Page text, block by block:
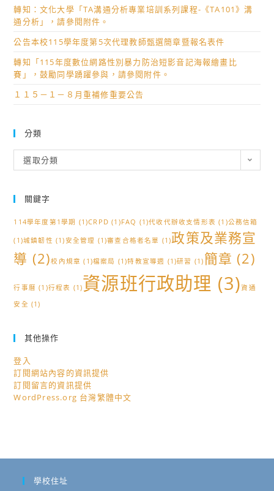
轉知：文化大學「TA溝通分析專業培訓系列課程-《TA101》溝
通分析」，請參閱附件。
公告本校115學年度第5次代理教師甄選簡章暨報名表件
轉知「115年度數位網路性別暴力防治短影音記海報繪畫比
賽」，鼓勵同學踴躍參與，請參閱附件。
１１５－１－８月重補修重要公告
分類
類
選取分類
關鍵字
114學年度第1學期 (1)CRPD (1)FAQ (1)代收代辦收支情形表 (1)公務信箱
(1)城鎮韌性 (1)安全管理 (1)審查合格者名單 (1)政策及業務宣
導 (2)校內規章 (1)檔案局 (1)特教宣導週 (1)研習 (1) 簡章 (2)
行事曆 (1)行程表 (1)資源班行政助理 (3)資通
安全 (1)
其他操作
登入
訂閱網站內容的資訊提供
訂閱留言的資訊提供
WordPress.org 台灣繁體中文
學校住址